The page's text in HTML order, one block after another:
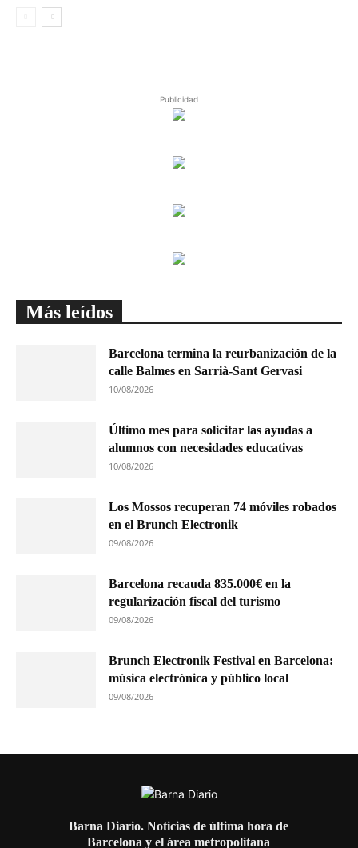
Publicidad
Más leídos
Barcelona termina la reurbanización de la
calle Balmes en Sarrià-Sant Gervasi
10/08/2026
Último mes para solicitar las ayudas a
alumnos con necesidades educativas
10/08/2026
Los Mossos recuperan 74 móviles robados
en el Brunch Electronik
09/08/2026
Barcelona recauda 835.000€ en la
regularización fiscal del turismo
09/08/2026
Brunch Electronik Festival en Barcelona:
música electrónica y público local
09/08/2026
Barna Diario. Noticias de última hora de
Barcelona y el área metropolitana